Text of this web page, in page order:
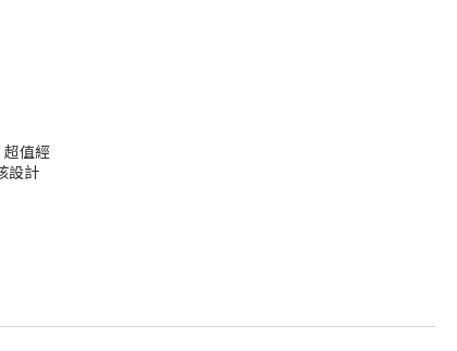
超值經
設計